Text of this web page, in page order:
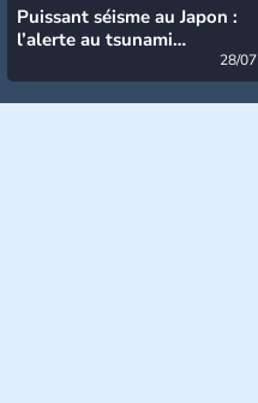
Puissant séisme au Japon :
l’alerte au tsunami
28/07